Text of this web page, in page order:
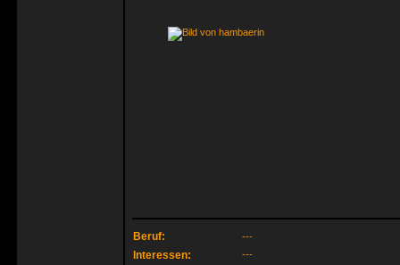
Beruf: ---
Interessen: ---